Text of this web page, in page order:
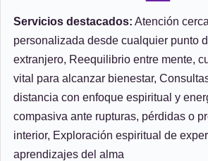
Servicios destacados: Atención
personalizada desde cualquier punto
extranjero, Reequilibrio entre mente,
vital para alcanzar bienestar,
distancia con enfoque espiritual y
compasiva ante rupturas, pérdidas o
interior, Exploración espiritual de
aprendizajes del alma